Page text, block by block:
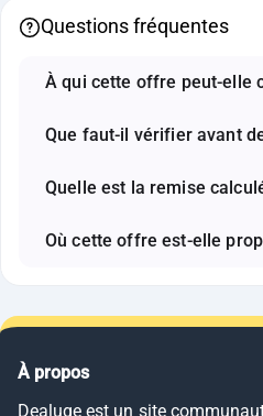
Questions fréquentes
À qui cette offre peut-elle
Que faut-il vérifier avant
Quelle est la remise
Où cette offre est-elle
À propos
Dealuge est un site